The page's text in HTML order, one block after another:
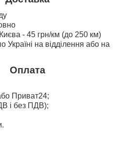
- 45 грн/км (до 250 км)
на відділення або на
Оплата
Приват24;
і без ПДВ);